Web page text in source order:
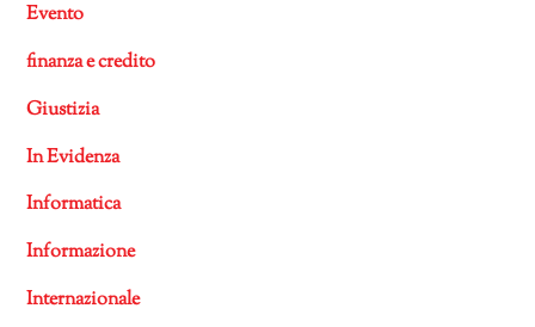
Evento
finanza e credito
Giustizia
In Evidenza
Informatica
Informazione
Internazionale